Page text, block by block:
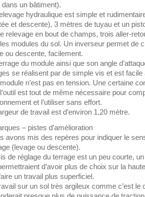
dans un bâtiment).
hydraulique est simple et
et descente), 3 mètres de tuyau et un
relevage en bout de champs, trois aller-
modules du sol. Un inverseur permet de
ou descente, facilement.
du module ainsi que son angle
se réalisent par de simple vis et est facile
module n’est pas en tension. Une certaine
est tout de même nécessaire pour
et l’utiliser sans effort.
de travail est d’environ 1,20 mètre.
– pistes d’amélioration
avons mis des repères pour indiquer le
(levage ou descente).
de réglage du terrage est un peu courte,
d’avoir plus de choix sur la
un travail plus superficiel.
sur un sol très argileux comme c’est le